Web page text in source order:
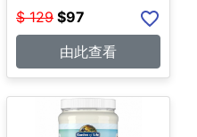
$ 129 $97
由此查看